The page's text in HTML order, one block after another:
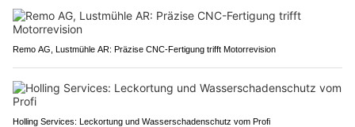
Remo AG, Lustmühle AR: Präzise CNC-Fertigung trifft Motorrevision
Holling Services: Leckortung und Wasserschadenschutz vom Profi